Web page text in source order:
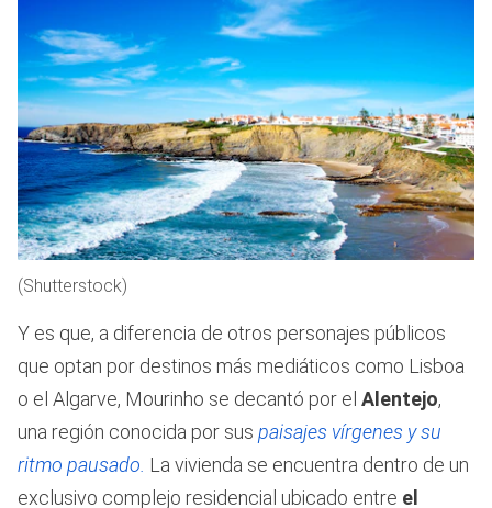
(Shutterstock)
Y es que, a diferencia de otros personajes públicos
que optan por destinos más mediáticos como Lisboa
o el Algarve, Mourinho se decantó por el Alentejo,
una región conocida por sus paisajes vírgenes y su
ritmo pausado. La vivienda se encuentra dentro de un
exclusivo complejo residencial ubicado entre el